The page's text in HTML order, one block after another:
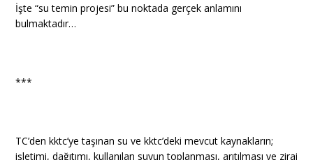
İşte “su temin projesi” bu noktada gerçek anlamını
bulmaktadır…
***
TC’den kktc’ye taşınan su ve kktc’deki mevcut kaynakların;
işletimi, dağıtımı, kullanılan suyun toplanması, arıtılması ve zirai